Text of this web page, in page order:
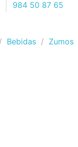
984 50 87 65
Bebidas Zumos